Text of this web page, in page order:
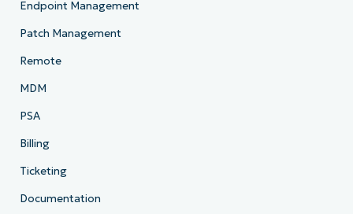
Endpoint Management
Patch Management
Remote
MDM
PSA
Billing
Ticketing
Documentation